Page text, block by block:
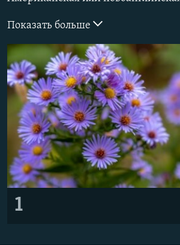
УКРАИНСКАЯ ПРОБЛЕМА КРЫМА
Все сайты RFE/RL
Показать больше
1